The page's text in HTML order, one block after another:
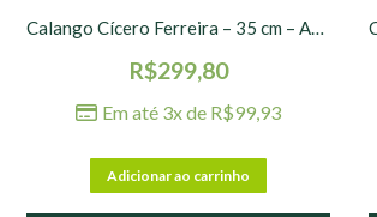
Calango Cícero Ferreira – 35 cm – Amarelo
R$299,80
Em até 3x de R$99,93
Adicionar ao carrinho